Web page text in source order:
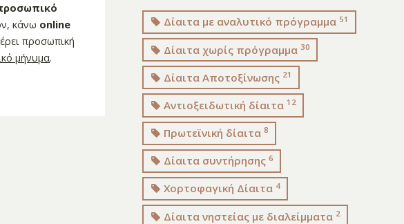
κάνω online
προσωπική
μήνυμα.
Δίαιτα με αναλυτικό πρόγραμμα51
Δίαιτα χωρίς πρόγραμμα 30
Δίαιτα Αποτοξίνωσης 21
Αντιοξειδωτική δίαιτα 12
Πρωτεϊνική δίαιτα8
Δίαιτα συντήρησης6
Χορτοφαγική Δίαιτα 4
Δίαιτα νηστείας με διαλείμματα 2